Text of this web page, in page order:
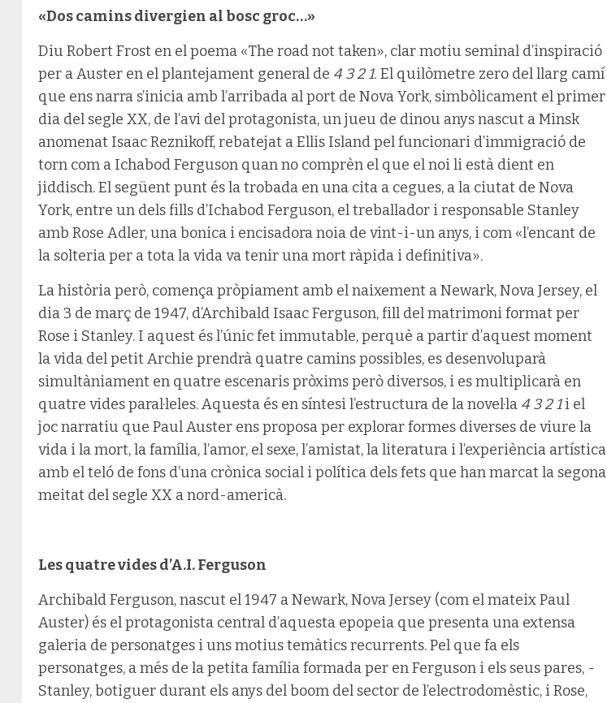
«Dos camins divergien al bosc groc…»
Diu Robert Frost en el poema «The road not taken», clar motiu seminal d’inspiració
per a Auster en el plantejament general de 4 3 2 1. El quilòmetre zero del llarg camí
que ens narra s’inicia amb l’arribada al port de Nova York, simbòlicament el primer
dia del segle XX, de l’avi del protagonista, un jueu de dinou anys nascut a Minsk
anomenat Isaac Reznikoff, rebatejat a Ellis Island pel funcionari d’immigració de
torn com a Ichabod Ferguson quan no comprèn el que el noi li està dient en
jiddisch. El següent punt és la trobada en una cita a cegues, a la ciutat de Nova
York, entre un dels fills d’Ichabod Ferguson, el treballador i responsable Stanley
amb Rose Adler, una bonica i encisadora noia de vint-i-un anys, i com «l’encant de
la solteria per a tota la vida va tenir una mort ràpida i definitiva».
La història però, comença pròpiament amb el naixement a Newark, Nova Jersey, el
dia 3 de març de 1947, d’Archibald Isaac Ferguson, fill del matrimoni format per
Rose i Stanley. I aquest és l’únic fet immutable, perquè a partir d’aquest moment
la vida del petit Archie prendrà quatre camins possibles, es desenvoluparà
simultàniament en quatre escenaris pròxims però diversos, i es multiplicarà en
quatre vides paral·leles. Aquesta és en síntesi l’estructura de la novel·la 4 3 2 1i el
joc narratiu que Paul Auster ens proposa per explorar formes diverses de viure la
vida i la mort, la família, l’amor, el sexe, l’amistat, la literatura i l’experiència artística
amb el teló de fons d’una crònica social i política dels fets que han marcat la segona
meitat del segle XX a nord-americà.
Les quatre vides d’A.I. Ferguson
Archibald Ferguson, nascut el 1947 a Newark, Nova Jersey (com el mateix Paul
Auster) és el protagonista central d’aquesta epopeia que presenta una extensa
galeria de personatges i uns motius temàtics recurrents. Pel que fa els
personatges, a més de la petita família formada per en Ferguson i els seus pares, -
Stanley, botiguer durant els anys del boom del sector de l’electrodomèstic, i Rose,